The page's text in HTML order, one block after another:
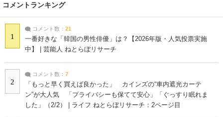
コメントランキング
1
コメント数： 21
一番好きな「韓国の男性俳優」は？【2026年版・人気投票実施
中】 | 芸能人 ねとらぼリサーチ
2
コメント数： 7
「もっと早く買えば良かった」 カインズの“車内遮光カーテ
ン”が大人気 「プライバシーも保てて安心」「ぐっすり眠れま
した」（2/2） | ライフ ねとらぼリサーチ：2ページ目